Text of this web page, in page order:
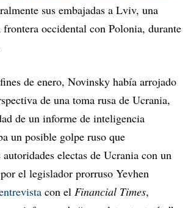
sus embajadas a Lviv, una
frontera occidental con Polonia, durante
de enero, Novinsky había arrojado
de una toma rusa de Ucrania,
de un informe de inteligencia
un posible golpe ruso que
electas de Ucrania con un
el legislador prorruso Yevhen
con el Financial Times,